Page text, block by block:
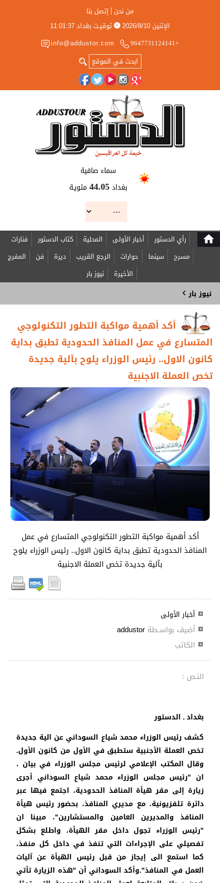
من نحن إتصل بنا
الإثنين2026/8/10 توقيـت بغداد11:01:37
+9647731124141
info@addustor.com
سماء صافية
بغداد 44.05 مئويـة
home رأي الدستور أخبار الأولى المحلية كتاب الدستور
فنارات
مسرح
سينما حوارات الرجع القريب ديرة فن
المفرج
الأخيرة
نيوز بار
نيوز بار ›
أكد أهمية مواكبة التطور التكنولوجي
المتسارع في عمل المنافذ الحدودية تطبق بداية
كانون الاول.. رئيس الوزراء يلوح بآلية جديدة
تخص العملة الاجنبية
أكد أهمية مواكبة التطور التكنولوجي المتسارع في عمل
المنافذ الحدودية تطبق بداية كانون الاول.. رئيس الوزراء يلوح
بآلية جديدة تخص العملة الاجنبية
أخبار الأولى
أضيف بواسـطة
الكاتب
النـص :
بغداد ـ الدستور
كشف رئيس الوزراء محمد شياع السوداني عن الية جديدة
تخص العملة الأجنبية ستطبق في الأول من كانون الأول.
وقال المكتب الإعلامي لرئيس مجلس الوزراء في بيان ،
ان "رئيس مجلس الوزراء محمد شياع السوداني أجرى
زيارة إلى مقر هيأة المنافذ الحدودية، اجتمع فيها عبر
دائرة تلفزيونية، مع مديري المنافذ، بحضور رئيس هيأة
المنافذ والمديرين العامين والمستشارين"، مبينا ان
"رئيس الوزراء تجول داخل مقر الهيأة، واطلع بشكل
تفصيلي على الإجراءات التي تنفذ في داخل كل منفذ،
كما استمع الى إيجاز من قبل رئيس الهيأة عن آليات
العمل في المنافذ".وأكد السوداني أن "هذه الزيارة تأتي